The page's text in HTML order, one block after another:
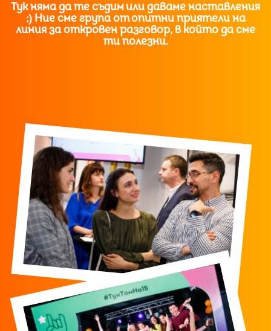
Тук няма да те съдим или даваме наставления
;) Ние сме група от опитни приятели на
линия за откровен разговор, в който да сме
ти полезни.